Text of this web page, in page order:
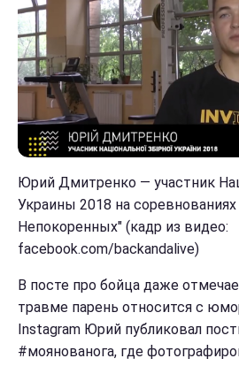
Юрий Дмитренко — участник
Украины 2018 на
Непокоренных" (кадр из видео:
facebook.com/backandalive)
В посте про бойца даже
травме парень относится с
Instagram Юрий публиковал
#моянованога, где